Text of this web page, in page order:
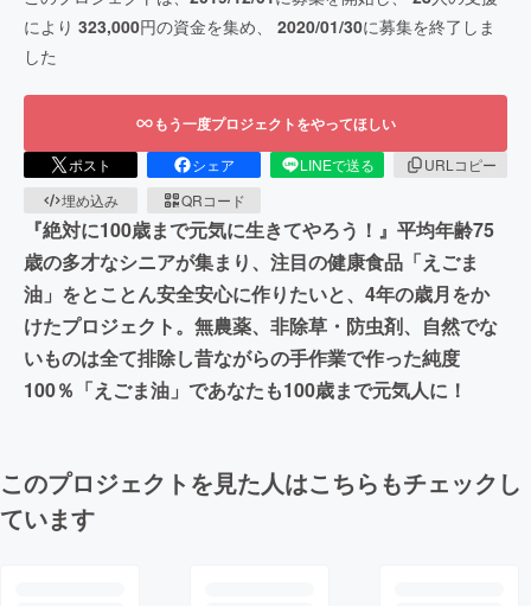
により 323,000円の資金を集め、 2020/01/30に募集を終了しま
した
もう一度プロジェクトをやってほしい
ポスト シェア LINEで送る
URLコピー
埋め込み
QRコード
『絶対に100歳まで元気に生きてやろう！』平均年齢75
歳の多才なシニアが集まり、注目の健康食品「えごま
油」をとことん安全安心に作りたいと、4年の歳月をか
けたプロジェクト。無農薬、非除草・防虫剤、自然でな
いものは全て排除し昔ながらの手作業で作った純度
100％「えごま油」であなたも100歳まで元気人に！
このプロジェクトを見た人はこちらもチェックし
ています